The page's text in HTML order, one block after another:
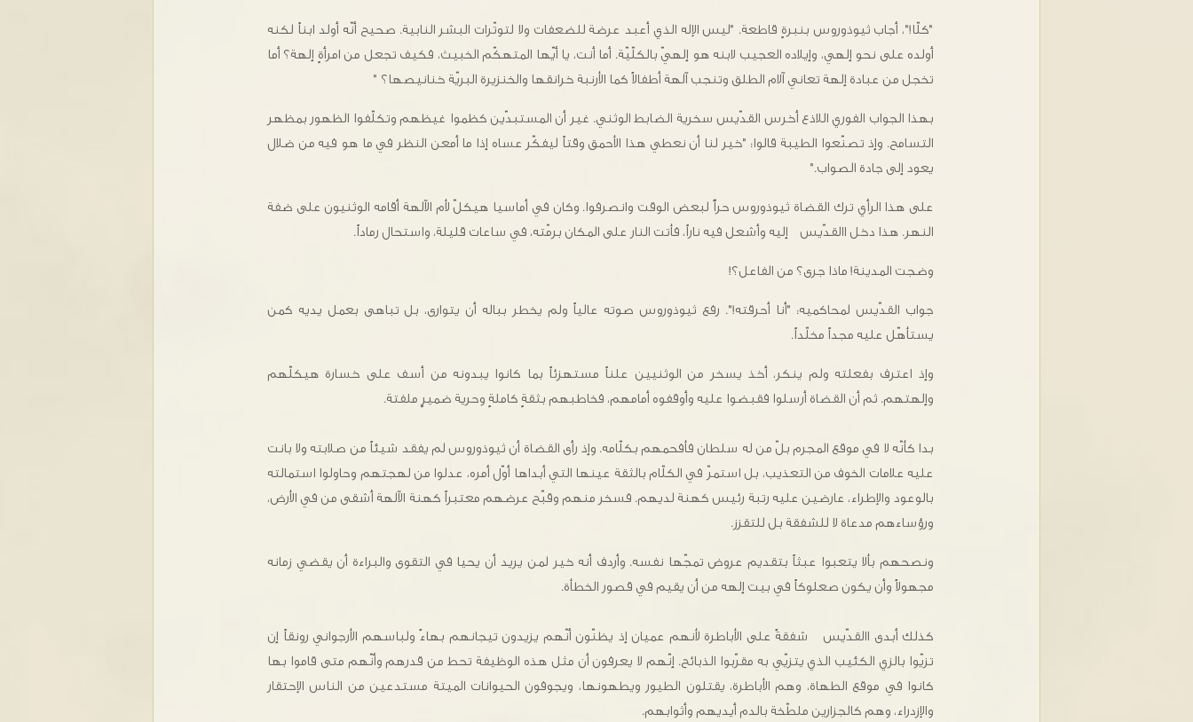
"كلّا!"، أجاب ثيوذوروس بنبرةٍ قاطعة. "ليس الإله الذي أعبد عرضة للضعفات ولا لتوتّرات البشر النابية. صحيح أنّه أولد ابناً لكنه
أولده على نحو إلهي، وإيلاده العجيب لابنه هو إلهيّ بالكلّيّة. أما أنت، يا أيّها المتهكّم الخبيث، فكيف تجعل من امرأةٍ إلهة؟ أما
تخجل من عبادة إلهة تعاني آلام الطلق وتنجب آلهة أطفالاً كما الأرنبة خرانقها والخنزيرة البريّة خنانيصها؟ "
بهذا الجواب الفوري اللاذع أخرس القدّيس سخرية الضابط الوثني. غير أن المستبدّين كظموا غيظهم وتكلّفوا الظهور بمظهر
التسامح. وإذ تصنّعوا الطيبة قالوا: "خير لنا أن نعطي هذا الأحمق وقتاً ليفكّر عساه إذا ما أمعن النظر في ما هو فيه من ضلال
يعود إلى جادة الصواب."
على هذا الرأي ترك القضاة ثيوذوروس حراًّ لبعض الوقت وانصرفوا. وكان في أماسيا هيكلّ لأم الآلهة أقامه الوثنيون على ضفة
النهر. هذا دخل االقدّيس إليه وأشعل فيه ناراً، فأتت النار على المكان برمّته، في ساعات قليلة، واستحال رماداً.
وضجت المدينة! ماذا جرى؟ من الفاعل؟!
جواب القدّيس لمحاكميه: "أنا أحرقته!". رفع ثيوذوروس صوته عالياً ولم يخطر بباله أن يتوارى، بل تباهى بعمل يديه كمن
يستأهّل عليه مجداً مخلّداً.
وإذ اعترف بفعلته ولم ينكر، أخذ يسخر من الوثنيين علناً مستهزئاً بما كانوا يبدونه من أسف على خسارة هيكلّهم
وإلهتهم. ثم أن القضاة أرسلوا فقبضوا عليه وأوقفوه أمامهم، فخاطبهم بثقةٍ كاملةٍ وحرية ضميرٍ ملفتة.
بدا كأنّه لا في موقع المجرم بلّ من له سلطان فأفحمهم بكلّامه. وإذ رأى القضاة أن ثيوذوروس لم يفقد شيئاً من صلابته ولا بانت
عليه علامات الخوف من التعذيب، بل استمرّ في الكلّام بالثقة عينها التي أبداها أوّل أمره، عدلوا من لهجتهم وحاولوا استمالته
بالوعود والإطراء، عارضين عليه رتبة رئيس كهنة لديهم. فسخر منهم وقبّح عرضهم معتبراً كهنة الآلهة أشقى من في الأرض،
ورؤساءهم مدعاة لا للشفقة بل للتقزز.
ونصحهم بألا يتعبوا عبثاً بتقديم عروض تمجّها نفسه. وأردف أنه خير لمن يريد أن يحيا في التقوى والبراءة أن يقضي زمانه
مجهولاً وأن يكون صعلوكاً في بيت إلهه من أن يقيم في قصور الخطأة.
كذلك أبدى االقدّيس شفقةً على الأباطرة لأنهم عميان إذ يظنّون أنّهم يزيدون تيجانهم بهاءً ولباسهم الأرجواني رونقاً إن
تزيّوا بالزي الكئيب الذي يتزيّي به مقرّبوا الذبائح. إنّهم لا يعرفون أن مثل هذه الوظيفة تحط من قدرهم وأنّهم متى قاموا بها
كانوا في موقع الطهاة، وهم الأباطرة، يقتلون الطيور ويطهونها، ويجوفون الحيوانات الميتة مستدعين من الناس الإحتقار
والإزدراء، وهم كالجزارين ملطّخة بالدم أيديهم وأثوابهم.